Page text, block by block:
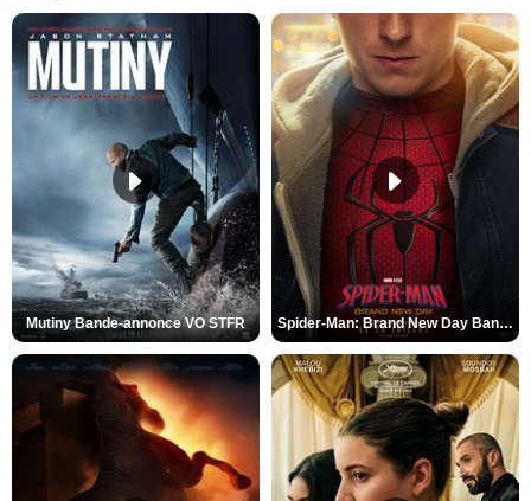
Mutiny Bande-annonce VO STFR Spider-Man: Brand New Day Bande-annonce VO STFR